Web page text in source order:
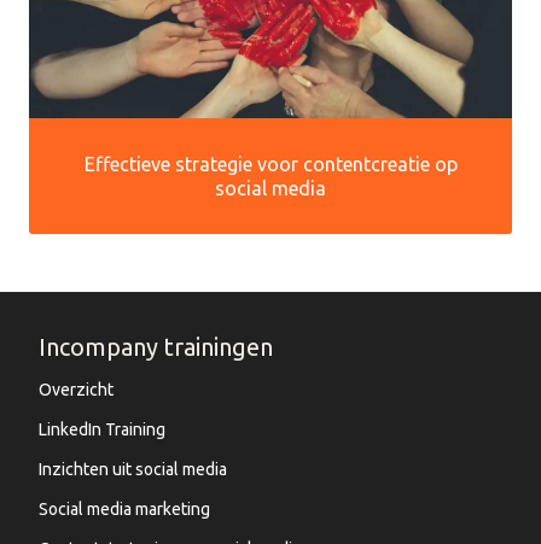
Effectieve strategie voor contentcreatie op
social media
Incompany trainingen
Overzicht
LinkedIn Training
Inzichten uit social media
Social media marketing